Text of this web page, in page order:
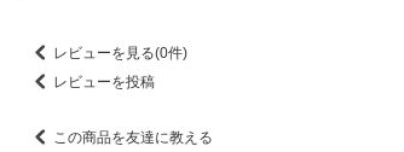
レビューを見る(0件)
レビューを投稿
この商品を友達に教える